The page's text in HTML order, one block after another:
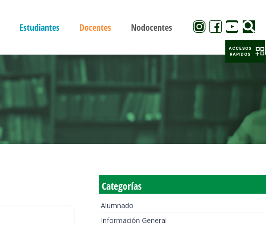
Estudiantes Docentes Nodocentes
Categorías
Alumnado
Información General
ACCESOS
RAPIDOS